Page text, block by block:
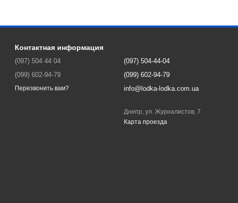
Контактная информация
(097) 504 44 04
(099) 602-94-79
Перезвонить вам?
(097) 504-44-04
(099) 602-94-79
info@lodka-lodka.com.ua
Днепр, ул. Журналистов, 7
Карта проезда